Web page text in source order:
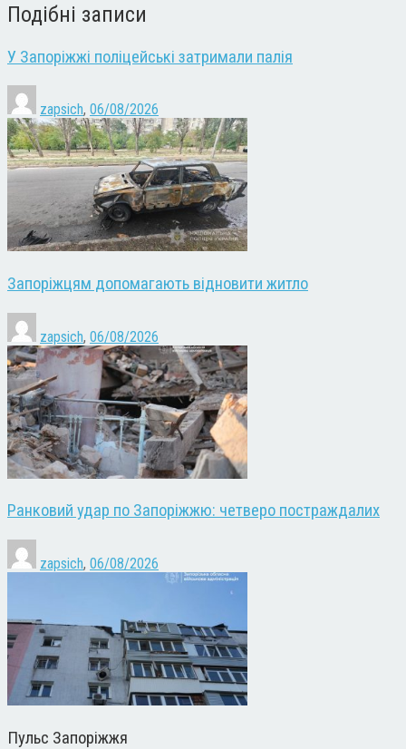
Подібні записи
У Запоріжжі поліцейські затримали палія
zapsich, 06/08/2026
Запоріжцям допомагають відновити житло
zapsich, 06/08/2026
Ранковий удар по Запоріжжю: четверо постраждалих
zapsich, 06/08/2026
Пульс Запоріжжя